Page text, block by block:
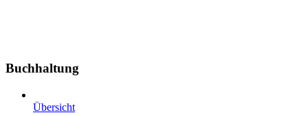
Buchhaltung
Übersicht